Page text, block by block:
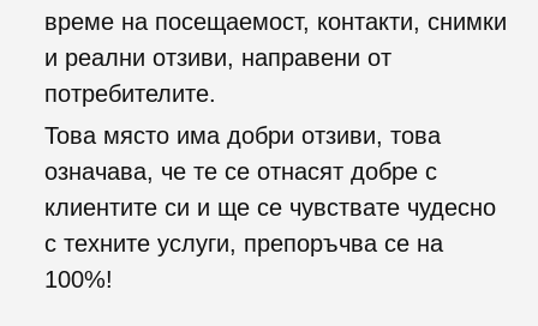
време на посещаемост, контакти, снимки
и реални отзиви, направени от
потребителите.
Това място има добри отзиви, това
означава, че те се отнасят добре с
клиентите си и ще се чувствате чудесно
с техните услуги, препоръчва се на
100%!